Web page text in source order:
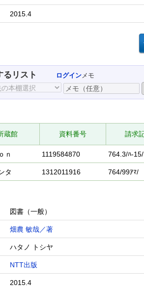
2015.4
るリスト ログインメモ
蔵館 資料番号 請求
ｎ 1119584870 764.3/ﾊ-15/
タ 1312011916 764/99ｱﾏ/
図書（一般）
畑農 敏哉／著
ハタノ トシヤ
NTT出版
2015.4